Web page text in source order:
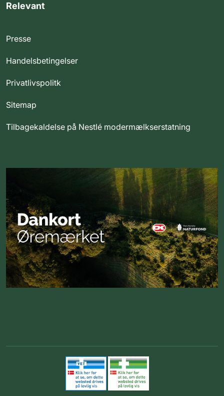
Relevant
Presse
Handelsbetingelser
Privatlivspolitk
Sitemap
Tilbagekaldelse på Nestlé modermælkserstatning